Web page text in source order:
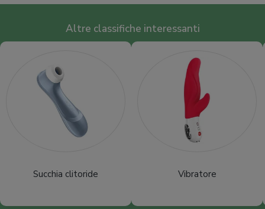
Altre classifiche interessanti
Succhia clitoride Vibratore